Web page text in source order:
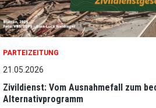
PARTEIZEITUNG
21.05.2026
Zivildienst: Vom Ausnahmefall zum
Alternativprogramm